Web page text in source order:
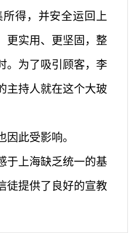
得，并安全运回上
更实用、更坚固，整
。为了吸引顾客，李
主持人就在这个大玻
此受影响。
上海缺乏统一的基
徒提供了良好的宣教